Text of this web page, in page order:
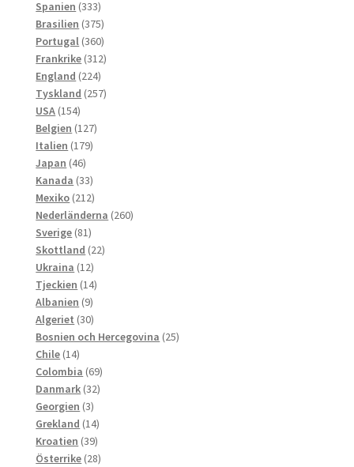
Spanien 333333
produkter
Brasilien 375375
produkter
Portugal 360360
produkter
Frankrike 312312
England 224224
produkter
Tyskland 257257
USA 154154
produkter
Belgien 127127
Italien 179179
Japan 4646
produkter
Kanada 3333
produkter
Mexiko 212212
produkter
Nederländerna 260260
Sverige 8181
produkter
Skottland 2222
Ukraina 1212
produkter
Tjeckien 1414
Albanien 99
produkter
Algeriet 3030
produkter
Bosnien och Hercegovina 2525
Chile 1414
produkter
Colombia 6969
produkter
Danmark 3232
Georgien 33
produkter
Grekland 1414
produkter
Kroatien 3939
produkter
Österrike 2828